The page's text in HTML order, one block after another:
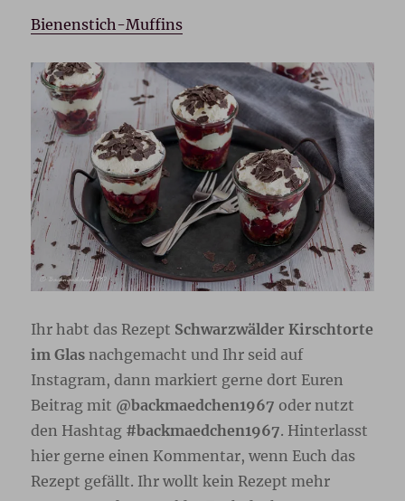
Bienenstich-Muffins
Ihr habt das Rezept Schwarzwälder Kirschtorte
im Glas nachgemacht und Ihr seid auf
Instagram, dann markiert gerne dort Euren
Beitrag mit @backmaedchen1967 oder nutzt
den Hashtag #backmaedchen1967. Hinterlasst
hier gerne einen Kommentar, wenn Euch das
Rezept gefällt. Ihr wollt kein Rezept mehr